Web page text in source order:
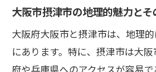
地域密着型の戦略で大阪市
地元の不動産業者との
地域特化型マーケティ
大阪市摂津市の地理的魅力とそ
大阪府大阪市と摂津市は、地理
にあります。特に、摂津市は大
府や兵庫県へのアクセスが容易で